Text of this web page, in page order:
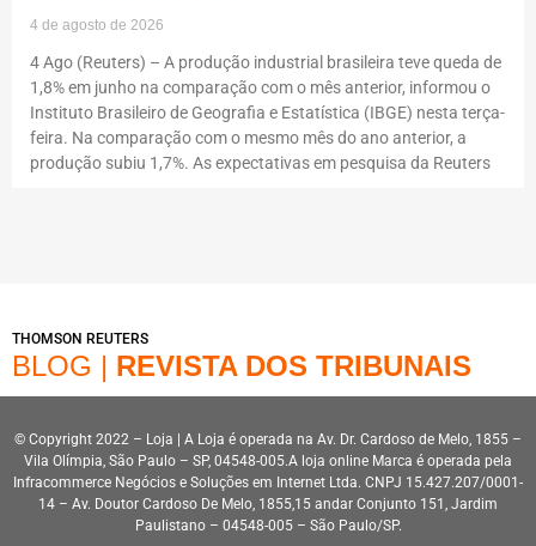
4 de agosto de 2026
4 Ago (Reuters) – A produção industrial brasileira teve queda de
1,8% em junho na comparação com o mês anterior, informou o
Instituto Brasileiro de Geografia e Estatística (IBGE) nesta terça-
feira. Na comparação com o mesmo mês do ano anterior, a
produção subiu 1,7%. As expectativas em pesquisa da Reuters
THOMSON REUTERS
BLOG | REVISTA DOS TRIBUNAIS
© Copyright 2022 – Loja | A Loja é operada na Av. Dr. Cardoso de Melo, 1855 –
Vila Olímpia, São Paulo – SP, 04548-005.A loja online Marca é operada pela
Infracommerce Negócios e Soluções em Internet Ltda. CNPJ 15.427.207/0001-
14 – Av. Doutor Cardoso De Melo, 1855,15 andar Conjunto 151, Jardim
Paulistano – 04548-005 – São Paulo/SP.